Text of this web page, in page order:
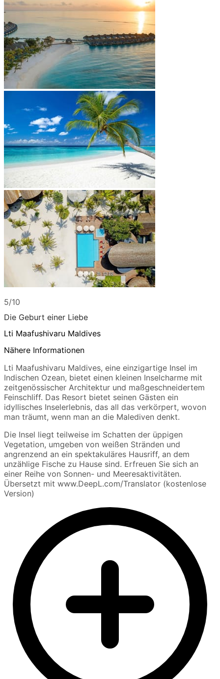
5/10
Die Geburt einer Liebe
Lti Maafushivaru Maldives
Nähere Informationen
Lti Maafushivaru Maldives, eine einzigartige Insel im
Indischen Ozean, bietet einen kleinen Inselcharme mit
zeitgenössischer Architektur und maßgeschneidertem
Feinschliff. Das Resort bietet seinen Gästen ein
idyllisches Inselerlebnis, das all das verkörpert, wovon
man träumt, wenn man an die Malediven denkt.
Die Insel liegt teilweise im Schatten der üppigen
Vegetation, umgeben von weißen Stränden und
angrenzend an ein spektakuläres Hausriff, an dem
unzählige Fische zu Hause sind. Erfreuen Sie sich an
einer Reihe von Sonnen- und Meeresaktivitäten.
Übersetzt mit www.DeepL.com/Translator (kostenlose
Version)